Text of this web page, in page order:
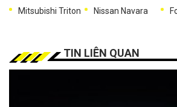
Mitsubishi Triton Nissan Navara
TIN LIÊN QUAN